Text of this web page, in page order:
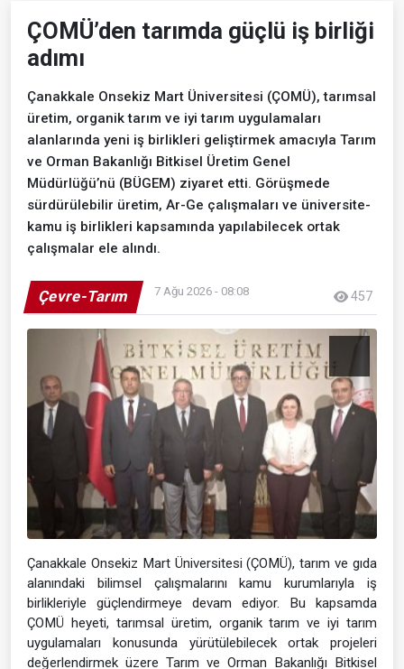
ÇOMÜ’den tarımda güçlü iş birliği
adımı
Çanakkale Onsekiz Mart Üniversitesi (ÇOMÜ), tarımsal
üretim, organik tarım ve iyi tarım uygulamaları
alanlarında yeni iş birlikleri geliştirmek amacıyla Tarım
ve Orman Bakanlığı Bitkisel Üretim Genel
Müdürlüğü’nü (BÜGEM) ziyaret etti. Görüşmede
sürdürülebilir üretim, Ar-Ge çalışmaları ve üniversite-
kamu iş birlikleri kapsamında yapılabilecek ortak
çalışmalar ele alındı.
Çevre-Tarım 7 Ağu 2026 - 08:08 457
Çanakkale Onsekiz Mart Üniversitesi (ÇOMÜ), tarım ve gıda
alanındaki bilimsel çalışmalarını kamu kurumlarıyla iş
birlikleriyle güçlendirmeye devam ediyor. Bu kapsamda
ÇOMÜ heyeti, tarımsal üretim, organik tarım ve iyi tarım
uygulamaları konusunda yürütülebilecek ortak projeleri
değerlendirmek üzere Tarım ve Orman Bakanlığı Bitkisel